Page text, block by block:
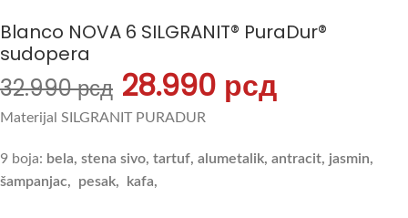
Blanco NOVA 6 SILGRANIT® PuraDur®
sudopera
32.990рсд 28.990 рсд
Materijal SILGRANIT PURADUR
9 boja: bela, stena sivo, tartuf, alumetalik, antracit, jasmin,
šampanjac, pesak, kafa,